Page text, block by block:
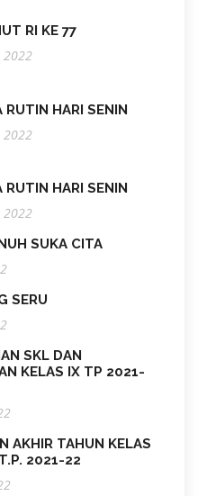
RI KE 77
2022
RUTIN HARI SENIN
2022
RUTIN HARI SENIN
2022
SUKA CITA
SERU
SKL DAN
KELAS IX TP 2021-
AKHIR TAHUN KELAS
2021-22